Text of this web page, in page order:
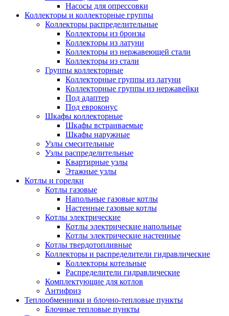
Насосы для опрессовки
Коллекторы и коллекторные группы
Коллекторы распределительные
Коллекторы из бронзы
Коллекторы из латуни
Коллекторы из нержавеющей стали
Коллекторы из стали
Группы коллекторные
Коллекторные группы из латуни
Коллекторные группы из нержавейки
Под адаптер
Под евроконус
Шкафы коллекторные
Шкафы встраиваемые
Шкафы наружные
Узлы смесительные
Узлы распределительные
Квартирные узлы
Этажные узлы
Котлы и горелки
Котлы газовые
Напольные газовые котлы
Настенные газовые котлы
Котлы электрические
Котлы электрические напольные
Котлы электрические настенные
Котлы твердотопливные
Коллекторы и распределители гидравлические
Коллекторы котельные
Распределители гидравлические
Комплектующие для котлов
Антифриз
Теплообменники и блочно-тепловые пункты
Блочные тепловые пункты